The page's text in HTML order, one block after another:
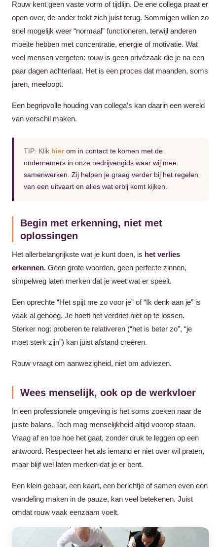
Rouw kent geen vaste vorm of tijdlijn. De ene collega praat er
open over, de ander trekt zich juist terug. Sommigen willen zo
snel mogelijk weer “normaal” functioneren, terwijl anderen
moeite hebben met concentratie, energie of motivatie. Wat
veel mensen vergeten: rouw is geen privézaak die je na een
paar dagen achterlaat. Het is een proces dat maanden, soms
jaren, meeloopt.
Een begripvolle houding van collega’s kan daarin een wereld
van verschil maken.
TIP: Klik hierom in contact te komen met de
ondernemers in onze bedrijvengids waar wij mee
samenwerken. Zij helpen je graag verder bij het regelen
van een uitvaart en alles wat erbij komt kijken.
Begin met erkenning, niet met
oplossingen
Het allerbelangrijkste wat je kunt doen, is het verlies
erkennen. Geen grote woorden, geen perfecte zinnen,
simpelweg laten merken dat je weet wat er speelt.
Een oprechte “Het spijt me zo voor je” of “Ik denk aan je” is
vaak al genoeg. Je hoeft het verdriet niet op te lossen.
Sterker nog: proberen te relativeren (“het is beter zo”, “je
moet sterk zijn”) kan juist afstand creëren.
Rouw vraagt om aanwezigheid, niet om adviezen.
Wees menselijk, ook op de werkvloer
In een professionele omgeving is het soms zoeken naar de
juiste balans. Toch mag menselijkheid altijd voorop staan.
Vraag af en toe hoe het gaat, zonder druk te leggen op een
antwoord. Respecteer het als iemand er niet over wil praten,
maar blijf wel laten merken dat je er bent.
Een klein gebaar, een kaart, een berichtje of samen even een
wandeling maken in de pauze, kan veel betekenen. Juist
omdat rouw vaak eenzaam voelt.